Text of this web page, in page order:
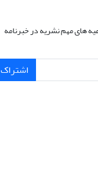
های مهم نشریه در خبرنامه
اشتراک